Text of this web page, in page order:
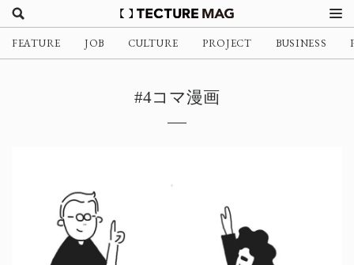
FEATURE JOB CULTURE PROJECT BUSINESS
#4コマ漫画